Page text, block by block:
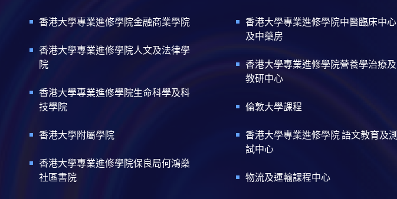
香港大學專業進修學院金融商業學院
香港大學專業進修學院人文及法律學
院
香港大學專業進修學院生命科學及科
技學院
香港大學附屬學院
香港大學專業進修學院保良局何鴻燊
社區書院
香港大學專業進修學院中醫臨床中心
及中藥房
香港大學專業進修學院營養學治療及
教研中心
倫敦大學課程
香港大學專業進修學院 語文教育及測
試中心
物流及運輸課程中心